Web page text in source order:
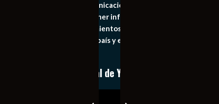
Somos un medio de comunicación digital que tiene como
principal objetivo mantener informado al publico en
general de los acontecimientos mas recientes e
importantes de nuestro país y el mundo de forma eficaz,
Conoce nuestro canal de YouTube